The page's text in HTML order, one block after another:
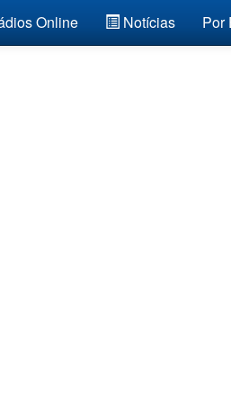
Online Notícias Por